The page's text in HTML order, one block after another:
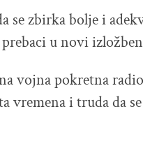
se zbirka bolje i
u novi
vojna pokretna
vremena i truda da